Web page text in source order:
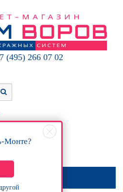
(495) 266 07 02
Монте?
0Р
МЕНЮ